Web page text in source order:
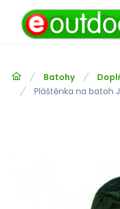
Batohy
Pláštěnka na batoh